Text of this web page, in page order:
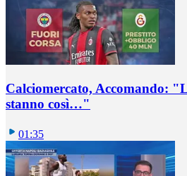
Calciomercato, Accomando:
stanno così…"
01:35